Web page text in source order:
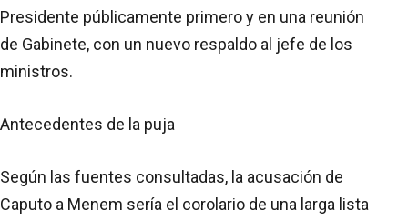
Presidente públicamente primero y en una reunión
de Gabinete, con un nuevo respaldo al jefe de los
ministros.
Antecedentes de la puja
Según las fuentes consultadas, la acusación de
Caputo a Menem sería el corolario de una larga lista